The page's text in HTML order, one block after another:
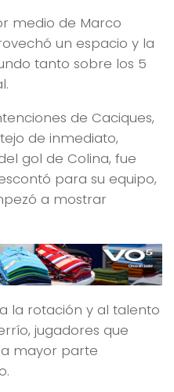
medio de Marco
un espacio y la
tanto sobre los 5
de Caciques,
de inmediato,
gol de Colina, fue
para su equipo,
a mostrar
la rotación y al talento
jugadores que
mayor parte